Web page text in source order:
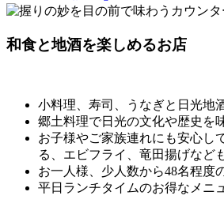
和食と地酒を楽しめるお店
小料理、寿司、うなぎと日光地
郷土料理で日光の文化や歴史を
お子様やご家族連れにも安心し
る、エビフライ、竜田揚げなど
お一人様、少人数から48名程度
平日ランチタイムのお得なメニ